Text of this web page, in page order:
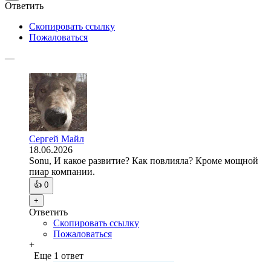
Ответить
Скопировать ссылку
Пожаловаться
—
Сергей Майл
18.06.2026
Sonu, И какое развитие? Как повлияла? Кроме мощной
пиар компании.
👍 0
+
Ответить
Скопировать ссылку
Пожаловаться
+
Еще 1 ответ